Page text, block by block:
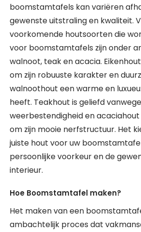
boomstamtafels kan variëren
gewenste uitstraling en kwaliteit.
voorkomende houtsoorten die
voor boomstamtafels zijn onder
walnoot, teak en acacia.
om zijn robuuste karakter en
walnoothout een warme en
heeft. Teakhout is geliefd
weerbestendigheid en
om zijn mooie nerfstructuur. Het
juiste hout voor uw
persoonlijke voorkeur en de
interieur.
Hoe Boomstamtafel maken?
Het maken van een
ambachtelijk proces dat